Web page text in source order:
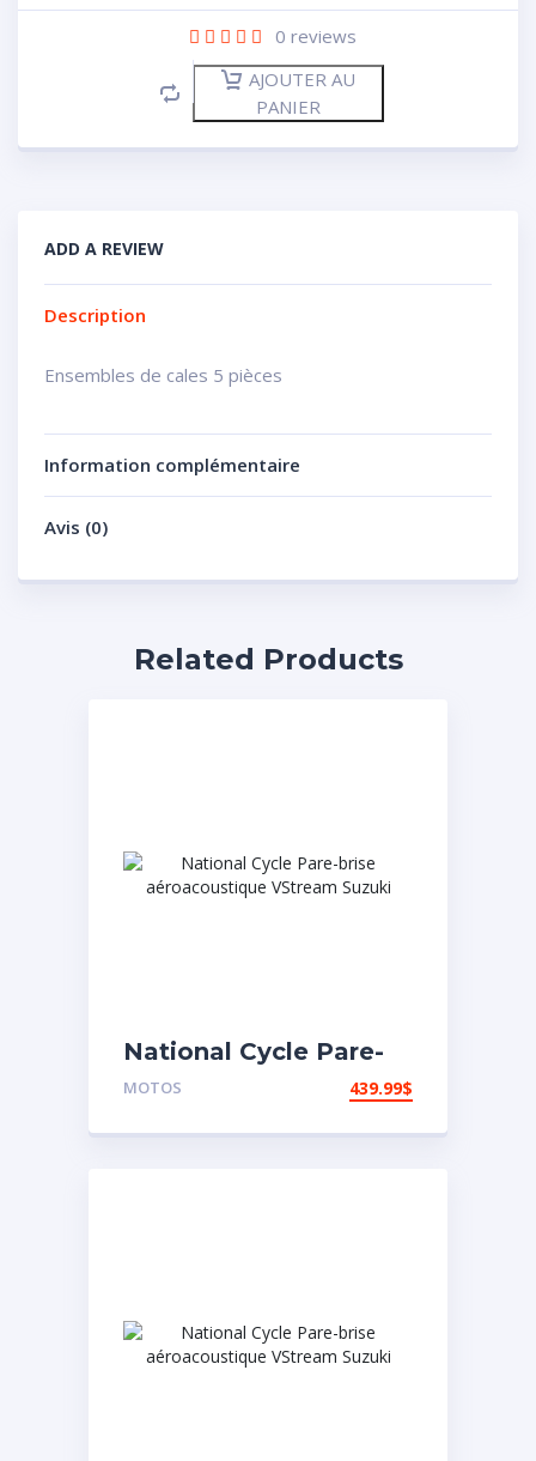
0 reviews
AJOUTER AU
PANIER
ADD A REVIEW
Description
Ensembles de cales 5 pièces
Information complémentaire
Avis (0)
Related Products
National Cycle Pare-
brise aéroacoustique
MOTOS 439.99$